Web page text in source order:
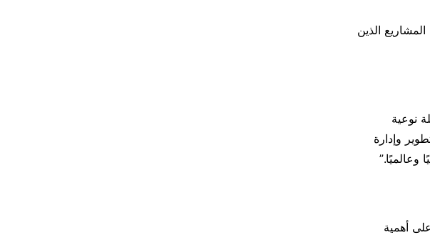
الذين
نوعية
والإبداع في تطوير وإدارة
وعالميًا.”
أهمية